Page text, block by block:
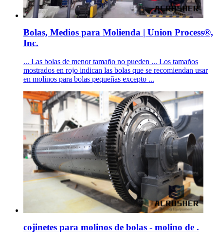
Bolas, Medios para Molienda | Union Process®,
Inc.
... Las bolas de menor tamaño no pueden ... Los tamaños
mostrados en rojo indican las bolas que se recomiendan usar
en molinos para bolas pequeñas excepto ...
cojinetes para molinos de bolas - molino de .